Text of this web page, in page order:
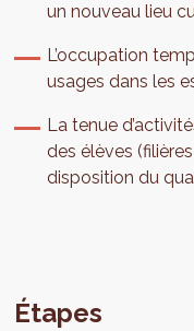
un nouveau lieu
L’occupation
usages dans les
La tenue
des élèves
disposition du
Étapes